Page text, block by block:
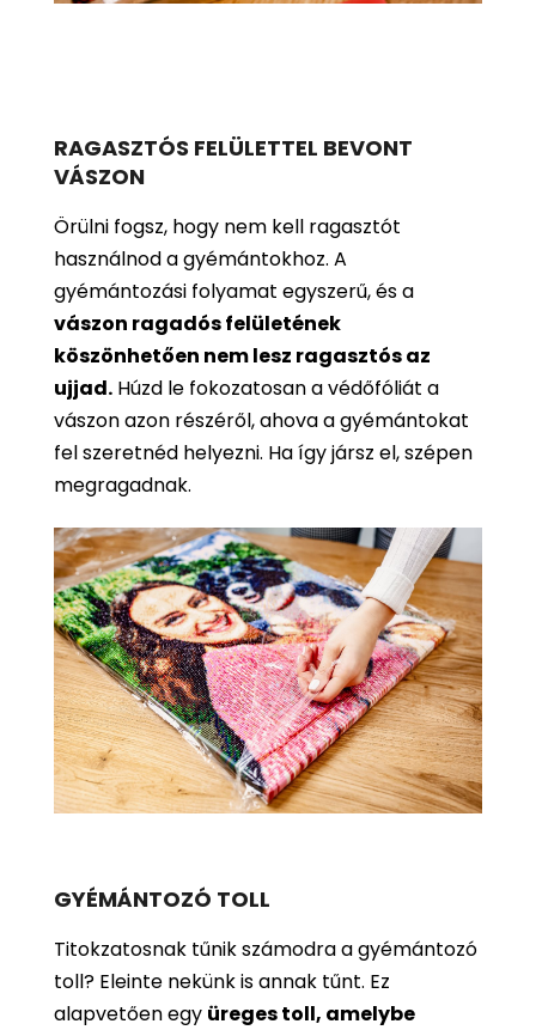
RAGASZTÓS FELÜLETTEL BEVONT
VÁSZON
Örülni fogsz, hogy nem kell ragasztót
használnod a gyémántokhoz. A
gyémántozási folyamat egyszerű, és a
vászon ragadós felületének
köszönhetően nem lesz ragasztós az
ujjad. Húzd le fokozatosan a védőfóliát a
vászon azon részéről, ahova a gyémántokat
fel szeretnéd helyezni. Ha így jársz el, szépen
megragadnak.
GYÉMÁNTOZÓ TOLL
Titokzatosnak tűnik számodra a gyémántozó
toll? Eleinte nekünk is annak tűnt. Ez
alapvetően egy üreges toll, amelybe